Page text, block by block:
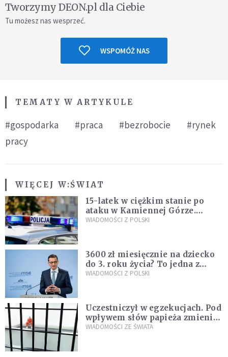
Tworzymy DEON.pl dla Ciebie
Tu możesz nas wesprzeć.
WSPOMÓŻ NAS
TEMATY W ARTYKULE
#gospodarka #praca #bezrobocie
#rynek
pracy
WIĘCEJ W:ŚWIAT
15-latek w ciężkim stanie po
ataku w Kamiennej Górze.
Policja zatrzymała dwóch
WIADOMOŚCI Z POLSKI
3600 zł miesięcznie na dziecko
do 3. roku życia? To jedna z
propozycji programu "Rozwój
WIADOMOŚCI Z POLSKI
Uczestniczył w egzekucjach. Pod
wpływem słów papieża zmienił
zdanie
WIADOMOŚCI ZE ŚWIATA